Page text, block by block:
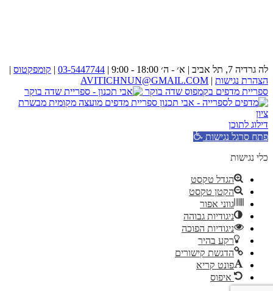
לה גרדיה 7, תל אביב | א׳ - ה׳ 18:00 - 9:00 | 03-5447744
| קומפקטוס |
הצהרת נגישות |
AVITICHNUN@GMAIL.COM
ספריית מדפים בקמפוס שדה בוקר
ספריית מדפים מועצה מקומית מבשרת
ציון
דילוג לתוכן
פתח סרגל נגישות
כלי נגישות
הגדל טקסט
הקטן טקסט
גווני אפור
ניגודיות גבוהה
ניגודיות הפוכה
רקע בהיר
הדגשת קישורים
פונט קריא
איפוס